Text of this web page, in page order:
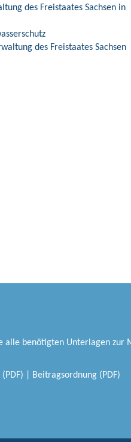
des Freistaates Sachsen in
des Freistaates Sachsen
alle benötigten Unterlagen zur
Beitragsordnung (PDF)